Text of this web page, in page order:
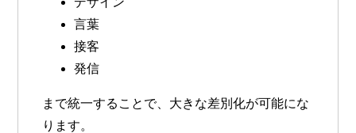
言葉
接客
発信
まで統一することで、大きな差別化が可能にな
ります。